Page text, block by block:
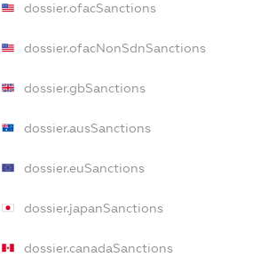
dossier.ofacSanctions
dossier.ofacNonSdnSanctions
dossier.gbSanctions
dossier.ausSanctions
dossier.euSanctions
dossier.japanSanctions
dossier.canadaSanctions